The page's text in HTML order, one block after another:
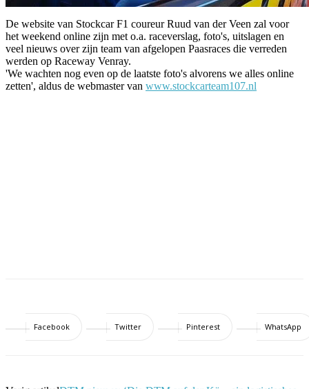
De website van Stockcar F1 coureur Ruud van der Veen zal voor
het weekend online zijn met o.a. raceverslag, foto's, uitslagen en
veel nieuws over zijn team van afgelopen Paasraces die verreden
werden op Raceway Venray.
'We wachten nog even op de laatste foto's alvorens we alles online
zetten', aldus de webmaster van www.stockcarteam107.nl
Facebook Twitter Pinterest WhatsApp